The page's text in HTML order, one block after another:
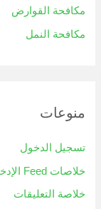
مكافحة القوارض
مكافحة النمل
منوعات
تسجيل الدخول
خلاصات Feed الإدخالات
خلاصة التعليقات